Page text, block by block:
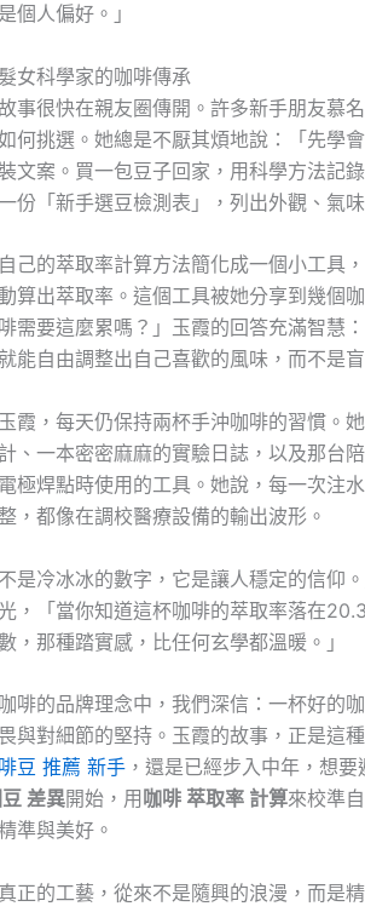
個人偏好。」
女科學家的咖啡傳承
事很快在親友圈傳開。許多新手朋友慕
何挑選。她總是不厭其煩地說：「先學
文案。買一包豆子回家，用科學方法記
份「新手選豆檢測表」，列出外觀、氣
己的萃取率計算方法簡化成一個小工具
算出萃取率。這個工具被她分享到幾個
啡需要這麼累嗎？」玉霞的回答充滿智慧
能自由調整出自己喜歡的風味，而不是盲
霞，每天仍保持兩杯手沖咖啡的習慣。
、一本密密麻麻的實驗日誌，以及那
極焊點時使用的工具。她說，每一次注
，都像在調校醫療設備的輸出波形。
不是冷冰冰的數字，它是讓人穩定的信仰
，「當你知道這杯咖啡的萃取率落在
，那種踏實感，比任何玄學都溫暖。」
啡的品牌理念中，我們深信：一杯好的
與對細節的堅持。玉霞的故事，正是這
豆 推薦 新手 ，還是已經步入中年，想要
差異開始，用 咖啡 萃取率 計算來校準
準與美好。
正的工藝，從來不是隨興的浪漫，而是